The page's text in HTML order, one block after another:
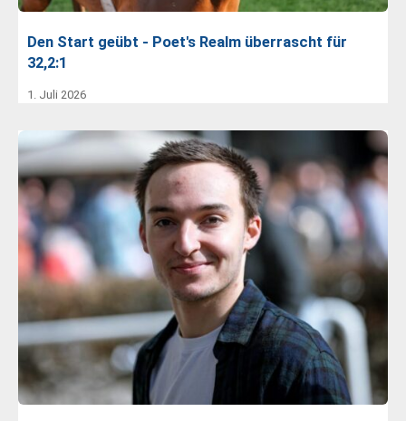
Den Start geübt - Poet's Realm überrascht für
32,2:1
1. Juli 2026